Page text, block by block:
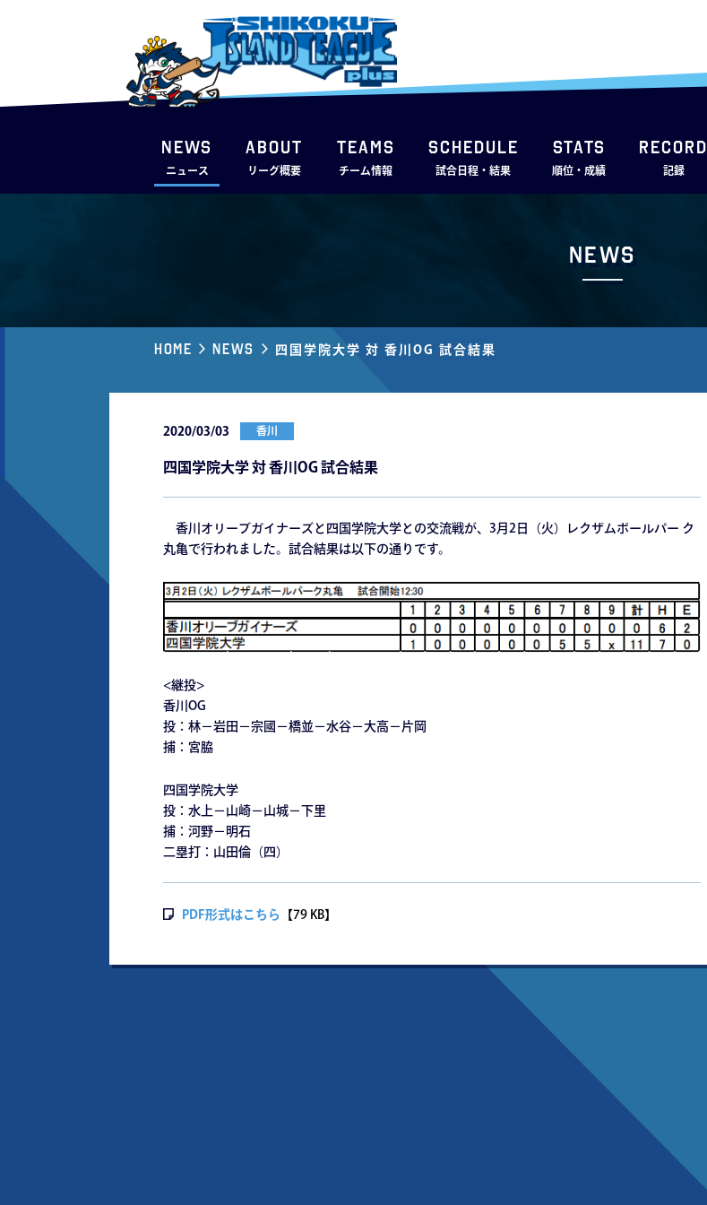
NEWS
ニュース
ABOUT
リーグ概要
TEAMS
チーム情報
SCHEDULE
試合日程・結果
STATS
順位・成績
RECORD
記録
News
Home News 四国学院大学 対 香川OG 試合結果
2020/03/03 香川
四国学院大学 対 香川OG 試合結果
香川オリーブガイナーズと四国学院大学との交流戦が、3月2日（火）レクザムボールパー ク
丸亀で行われました。試合結果は以下の通りです。
<継投>
香川OG
投：林－岩田－宗國－橋並－水谷－大高－片岡
捕：宮脇
四国学院大学
投：水上－山崎－山城－下里
捕：河野－明石
二塁打：山田倫（四）
PDF形式はこちら 【79 KB】